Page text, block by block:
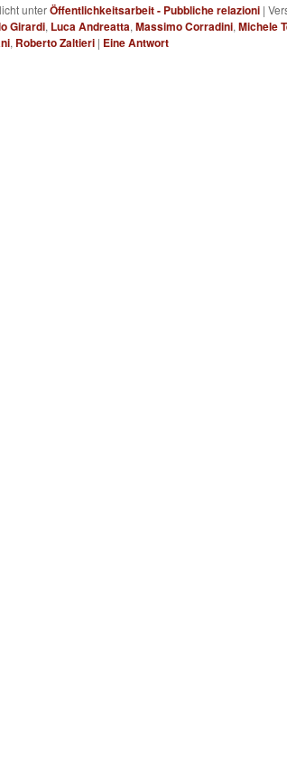
unterÖffentlichkeitsarbeit - Pubbliche relazioni |
Girardi, Luca Andreatta, Massimo Corradini, Michele
, Roberto Zaltieri | EineAntwort